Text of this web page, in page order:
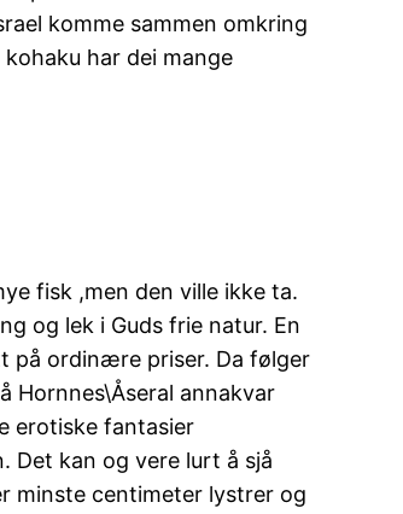
komme sammen omkring
har dei mange
fisk ,men den ville ikke ta.
og lek i Guds frie natur. En
på ordinære priser. Da følger
Hornnes\Åseral annakvar
erotiske fantasier
Det kan og vere lurt å sjå
minste centimeter lystrer og